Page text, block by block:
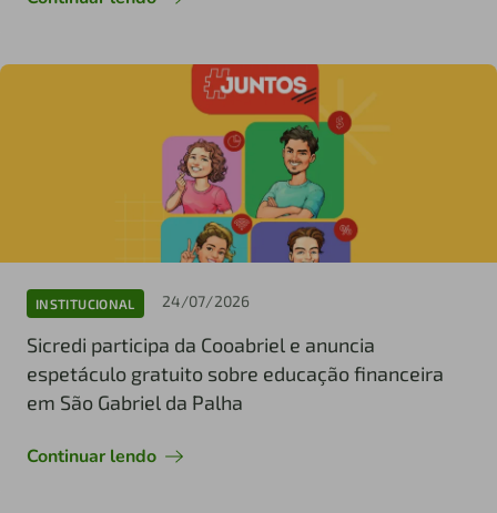
INSTITUCIONAL 24/07/2026
Sicredi participa da Cooabriel e anuncia
espetáculo gratuito sobre educação financeira
em São Gabriel da Palha
Continuar lendo